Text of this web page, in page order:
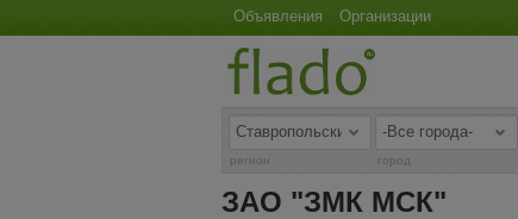
Объявления Организации
регион город
ЗАО "ЗМК МСК"